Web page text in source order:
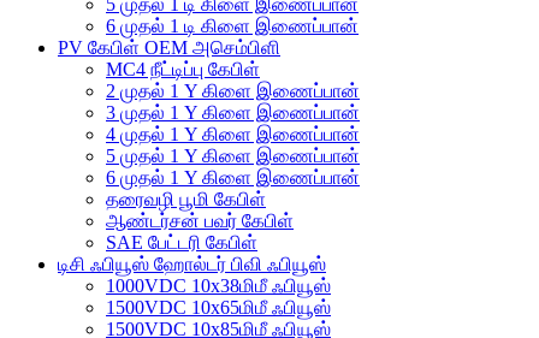
6 முதல் 1 டி கிளை இணைப்பான்
PV கேபிள் OEM அசெம்பிளி
MC4 நீட்டிப்பு கேபிள்
2 முதல் 1 Y கிளை இணைப்பான்
3 முதல் 1 Y கிளை இணைப்பான்
4 முதல் 1 Y கிளை இணைப்பான்
5 முதல் 1 Y கிளை இணைப்பான்
6 முதல் 1 Y கிளை இணைப்பான்
தரைவழி பூமி கேபிள்
ஆண்டர்சன் பவர் கேபிள்
SAE பேட்டரி கேபிள்
டிசி ஃபியூஸ் ஹோல்டர் பிவி ஃபியூஸ்
1000VDC 10x38மிமீ ஃபியூஸ்
1500VDC 10x65மிமீ ஃபியூஸ்
1500VDC 10x85மிமீ ஃபியூஸ்